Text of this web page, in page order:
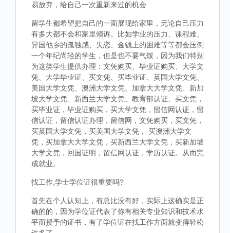
易放弃，给自己一次重新来过的机会
留学生都希望把自己的一面展现给家里，无论自己压力
有多大都不会和家里倾诉。比如学业的压力、课程难、
异国他乡的孤独感、失恋、金钱上的困难等等都会压倒
一个年纪尚轻的学生，但是也不要气馁，因为我们特别
为这类学生提供办理：文凭购买、毕业证购买、大学文
凭、大学毕业证、买文凭、买毕业证、英国大学文凭、
美国大学文凭、澳洲大学文凭、加拿大大学文凭、新加
坡大学文凭、新西兰大学文凭、教育部认证、买文凭，
买毕业证，毕业证购买，买大学文凭，留信网认证，留
信认证，留信认证办理，留信网，文凭购买，买文凭，
买英国大学文凭，买美国大学文凭， 买澳洲大学文
凭，买加拿大大学文凭，买新西兰大学文凭，买新加坡
大学文凭，回国证明，留信网认证，学历认证。从而完
成就业。
找工作,学士学位证很重要吗?
首先在个人认知上，有总比没有好，实际上这确实是正
确的的，因为学位证代表了你有相关专业知识和技术水
平而授予的证书，有了学位证在找工作方面就变得轻松